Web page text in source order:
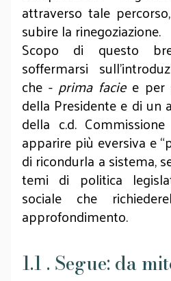
attraverso tale
subire la rinegoziazione.
Scopo di questo
soffermarsi
che - prima faciee per
della Presidente e di un
della c.d.
apparire più eversiva e
di ricondurla a sistema,
temi di politica
sociale che
approfondimento.
1.1 . Segue: da